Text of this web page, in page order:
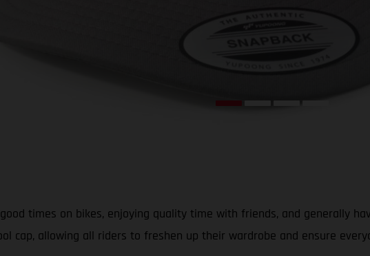
times on bikes, enjoying quality time with friends, and generally
cap, allowing all riders to freshen up their wardrobe and ensure